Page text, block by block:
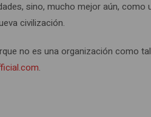
sino, mucho mejor aún,
civilización.
no es una organización como
.